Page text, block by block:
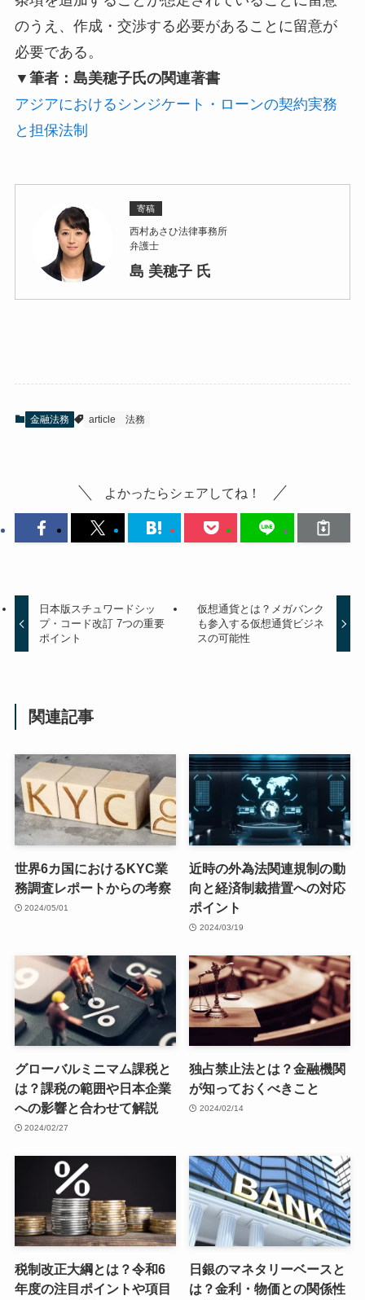
のうえ、作成・交渉する必要があることに留意が
必要である。
▼筆者：島美穂子氏の関連著書
アジアにおけるシンジケート・ローンの契約実務
と担保法制
寄稿
西村あさひ法律事務所
弁護士
島 美穂子 氏
金融法務 article 法務
よかったらシェアしてね！
日本版スチュワードシッ
プ・コード改訂 7つの重要
ポイント
仮想通貨とは？メガバンク
も参入する仮想通貨ビジネ
スの可能性
関連記事
世界6カ国におけるKYC業
務調査レポートからの考察
2024/05/01
近時の外為法関連規制の動
向と経済制裁措置への対応
ポイント
2024/03/19
グローバルミニマム課税と
は？課税の範囲や日本企業
への影響と合わせて解説
2024/02/27
独占禁止法とは？金融機関
が知っておくべきこと
2024/02/14
税制改正大綱とは？令和6
年度の注目ポイントや項目
日銀のマネタリーベースと
は？金利・物価との関係性